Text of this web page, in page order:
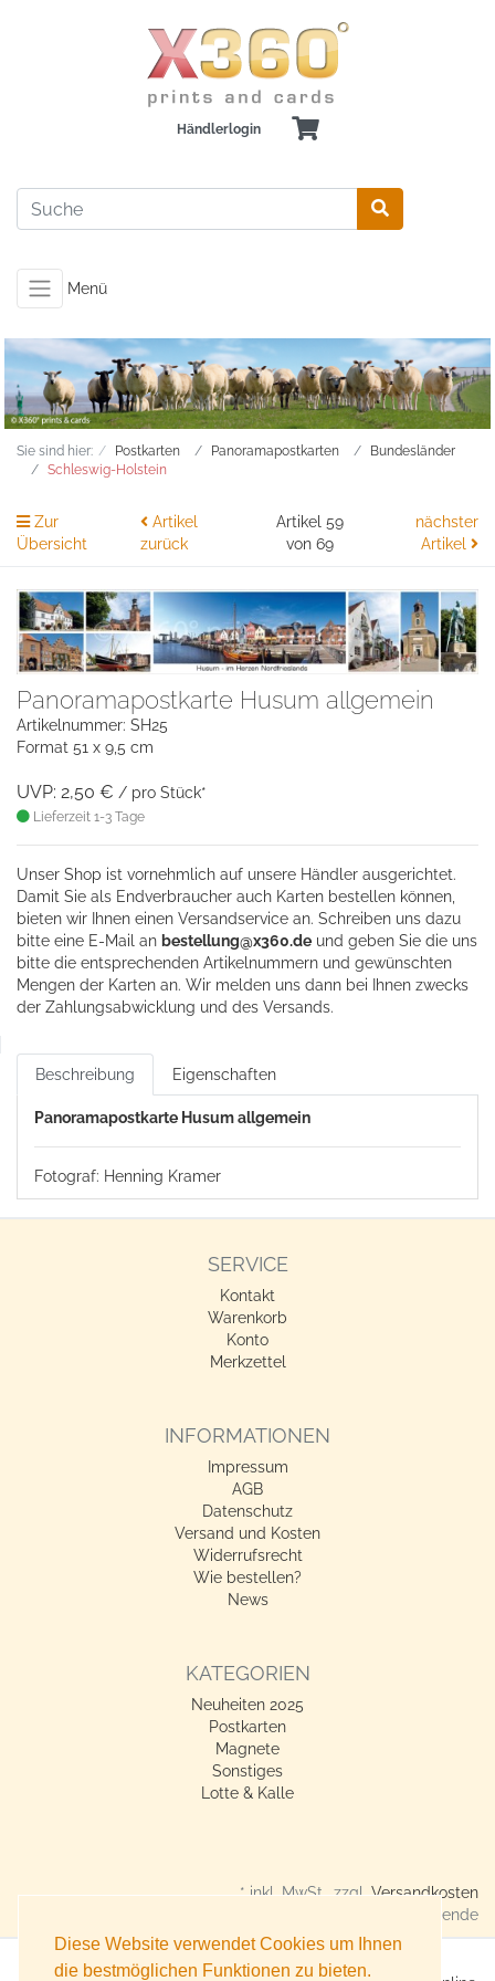
Händlerlogin
Menü
Sie sind hier: Postkarten Panoramapostkarten
Bundesländer
Schleswig-Holstein
Zur
Übersicht
Artikel
zurück
Artikel 59
von 69
nächster
Artikel
Panoramapostkarte Husum allgemein
Artikelnummer: SH25
Format 51 x 9,5 cm
UVP: 2,50 € / pro Stück*
Lieferzeit 1-3 Tage
Unser Shop ist vornehmlich auf unsere Händler ausgerichtet.
Damit Sie als Endverbraucher auch Karten bestellen können,
bieten wir Ihnen einen Versandservice an. Schreiben uns dazu
bitte eine E-Mail an bestellung@x360.de und geben Sie die uns
bitte die entsprechenden Artikelnummern und gewünschten
Mengen der Karten an. Wir melden uns dann bei Ihnen zwecks
der Zahlungsabwicklung und des Versands.
Beschreibung Eigenschaften
Panoramapostkarte Husum allgemein
Fotograf: Henning Kramer
SERVICE
Kontakt
Warenkorb
Konto
Merkzettel
INFORMATIONEN
Impressum
AGB
Datenschutz
Versand und Kosten
Widerrufsrecht
Wie bestellen?
News
KATEGORIEN
Neuheiten 2025
Postkarten
Magnete
Sonstiges
Lotte & Kalle
* inkl. MwSt., zzgl.Versandkosten
Verkauf nur an Gewerbetreibende
Diese Website verwendet Cookies um Ihnen
die bestmöglichen Funktionen zu bieten.